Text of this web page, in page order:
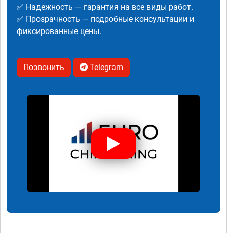
✅ Надежность — гарантия на все виды работ.
✅ Прозрачность — подробные консультации и
фиксированные цены.
Позвонить Telegram